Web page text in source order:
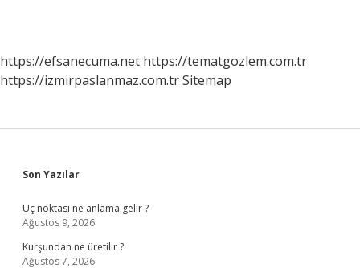
https://efsanecuma.net https://tematgozlem.com.tr
https://izmirpaslanmaz.com.trSitemap
Sidebar
Son Yazılar
Uç noktası ne anlama gelir ?
Ağustos 9, 2026
Kurşundan ne üretilir ?
Ağustos 7, 2026